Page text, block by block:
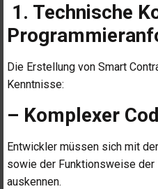
1. Technische
Die Erstellung von Smart
Kenntnisse:
– Komplexer
Entwickler müssen sich mit
sowie der Funktionsweise der
auskennen.